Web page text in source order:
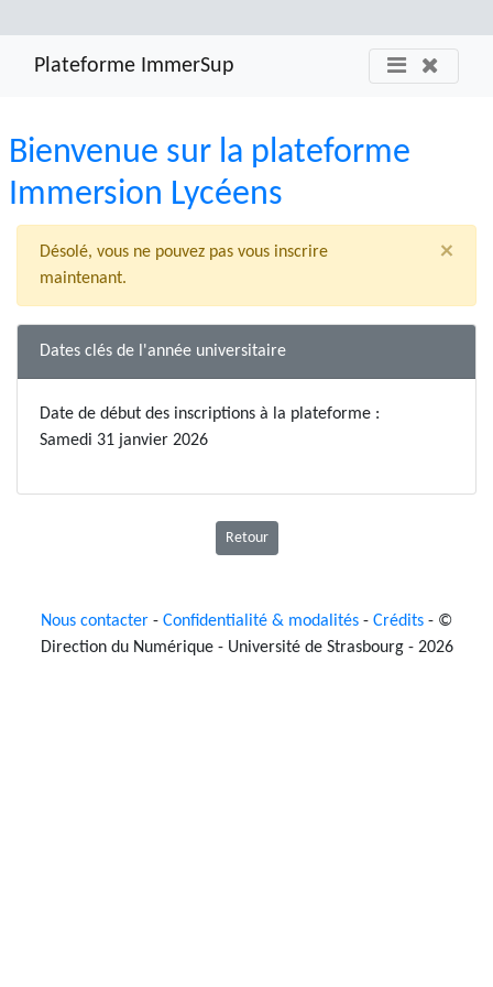
Plateforme ImmerSup
Bienvenue sur la plateforme
Immersion Lycéens
×
Désolé, vous ne pouvez pas vous inscrire
maintenant.
Dates clés de l'année universitaire
Date de début des inscriptions à la plateforme :
Samedi 31 janvier 2026
Retour
Nous contacter - Confidentialité & modalités - Crédits - ©
Direction du Numérique - Université de Strasbourg - 2026